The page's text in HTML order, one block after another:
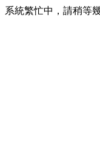
系統繁忙中，請稍等